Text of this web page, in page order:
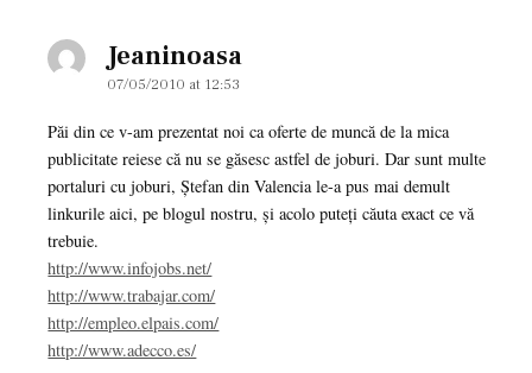
Jeaninoasa
07/05/2010 at 12:53
Păi din ce v-am prezentat noi ca oferte de muncă de la mica
publicitate reiese că nu se găsesc astfel de joburi. Dar sunt multe
portaluri cu joburi, Ştefan din Valencia le-a pus mai demult
linkurile aici, pe blogul nostru, şi acolo puteţi căuta exact ce vă
trebuie.
http://www.infojobs.net/
http://www.trabajar.com/
http://empleo.elpais.com/
http://www.adecco.es/